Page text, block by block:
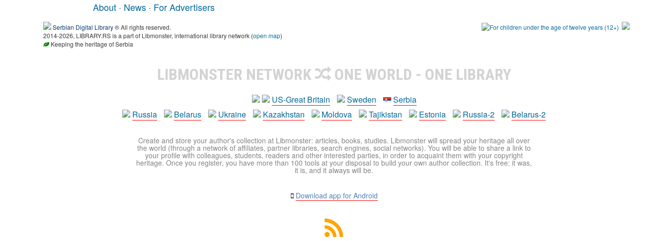
About · News · For Advertisers
Serbian Digital Library® All rights reserved.
2014-2026, LIBRARY.RS is a part of Libmonster, international library network (open map)
Keeping the heritage of Serbia
LIBMONSTER NETWORK ONE WORLD - ONE LIBRARY
US-Great Britain Sweden
Serbia
Russia
Belarus Ukraine Kazakhstan Moldova Tajikistan Estonia Russia-2 Belarus-2
Create and store your author's collection at Libmonster: articles, books, studies. Libmonster will spread your heritage all over
the world (through a network of affiliates, partner libraries, search engines, social networks). You will be able to share a link to
your profile with colleagues, students, readers and other interested parties, in order to acquaint them with your copyright
heritage. Once you register, you have more than 100 tools at your disposal to build your own author collection. It's free: it was,
it is, and it always will be.
Download app for Android